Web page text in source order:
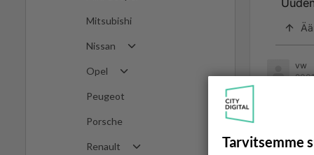
Mitsubishi
Nissan
Opel
Peugeot
Porsche
Renault
vw
Tarvitsemme